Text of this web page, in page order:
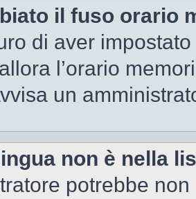
il fuso orario
di aver
l’orario
un
non è nella
potrebbe